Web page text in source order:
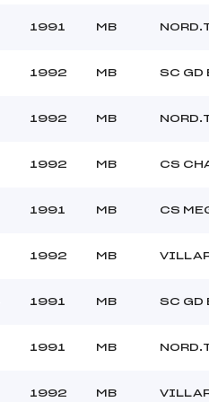
1991 MB
1992 MB SC GD
1992 MB
1992 MB CS
1991 MB CS
1992 MB
1991 MB SC GD
1991 MB
1992 MB